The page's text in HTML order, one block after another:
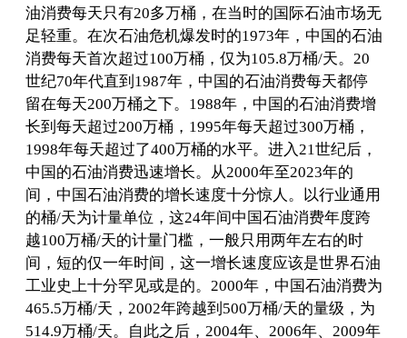
油消费每天只有20多万桶，在当时的国际石油市场无
足轻重。在次石油危机爆发时的1973年，中国的石油
消费每天首次超过100万桶，仅为105.8万桶/天。20
世纪70年代直到1987年，中国的石油消费每天都停
留在每天200万桶之下。1988年，中国的石油消费增
长到每天超过200万桶，1995年每天超过300万桶，
1998年每天超过了400万桶的水平。进入21世纪后，
中国的石油消费迅速增长。从2000年至2023年的
间，中国石油消费的增长速度十分惊人。以行业通用
的桶/天为计量单位，这24年间中国石油消费年度跨
越100万桶/天的计量门槛，一般只用两年左右的时
间，短的仅一年时间，这一增长速度应该是世界石油
工业史上十分罕见或是的。2000年，中国石油消费为
465.5万桶/天，2002年跨越到500万桶/天的量级，为
514.9万桶/天。自此之后，2004年、2006年、2009年